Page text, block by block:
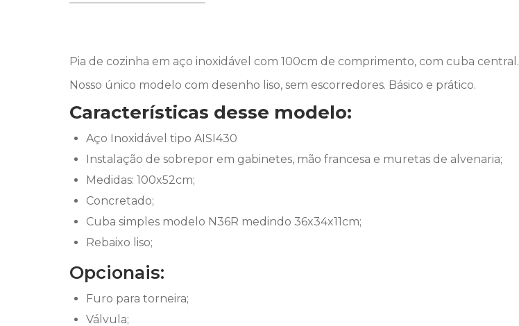
Pia de cozinha em aço inoxidável com 100cm de comprimento, com cuba central.
Nosso único modelo com desenho liso, sem escorredores. Básico e prático.
Características desse modelo:
Aço Inoxidável tipo AISI430
Instalação de sobrepor em gabinetes, mão francesa e muretas de alvenaria;
Medidas: 100x52cm;
Concretado;
Cuba simples modelo N36R medindo 36x34x11cm;
Rebaixo liso;
Opcionais:
Furo para torneira;
Válvula;